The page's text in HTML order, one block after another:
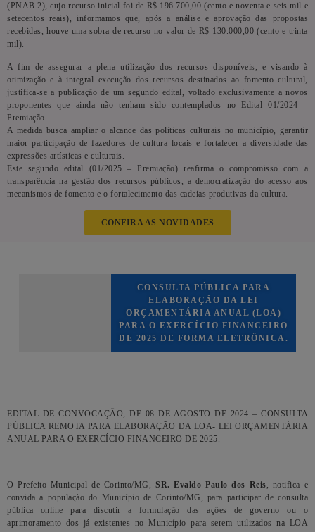
(PNAB 2), cujo recurso inicial foi de R$ 196.700,00 (cento e noventa e seis mil e
setecentos reais), informamos que, após a análise e aprovação das propostas
recebidas, houve uma sobra de recurso no valor de R$ 130.000,00 (cento e trinta
mil).
A fim de assegurar a plena utilização dos recursos disponíveis, e visando à
otimização e à integral execução dos recursos destinados ao fomento cultural,
justifica-se a publicação de um segundo edital, voltado exclusivamente a novos
proponentes que ainda não tenham sido contemplados no Edital 01/2024 –
Premiação.
A medida busca ampliar o alcance das políticas culturais no município, garantir
maior participação de fazedores de cultura locais e fortalecer a diversidade das
expressões artísticas e culturais.
Este segundo edital (01/2025 – Premiação) reafirma o compromisso com a
transparência na gestão dos recursos públicos, a democratização do acesso aos
mecanismos de fomento e o fortalecimento das cadeias produtivas da cultura.
CONFIRA AS NOVIDADES
CONSULTA PÚBLICA PARA
ELABORAÇÃO DA LEI
ORÇAMENTÁRIA ANUAL (LOA)
PARA O EXERCÍCIO FINANCEIRO
DE 2025 DE FORMA ELETRÔNICA.
EDITAL DE CONVOCAÇÃO, DE 08 DE AGOSTO DE 2024 – CONSULTA
PÚBLICA REMOTA PARA ELABORAÇÃO DA LOA- LEI ORÇAMENTÁRIA
ANUAL PARA O EXERCÍCIO FINANCEIRO DE 2025.
O Prefeito Municipal de Corinto/MG,SR. Evaldo Paulo dos Reis , notifica e
convida a população do Município de Corinto/MG, para participar de consulta
pública online para discutir a formulação das ações de governo ou o
aprimoramento dos já existentes no Município para serem utilizados na LOA